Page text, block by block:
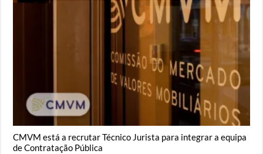
CMVM está a recrutar Técnico Jurista para integrar a equipa
de Contratação Pública